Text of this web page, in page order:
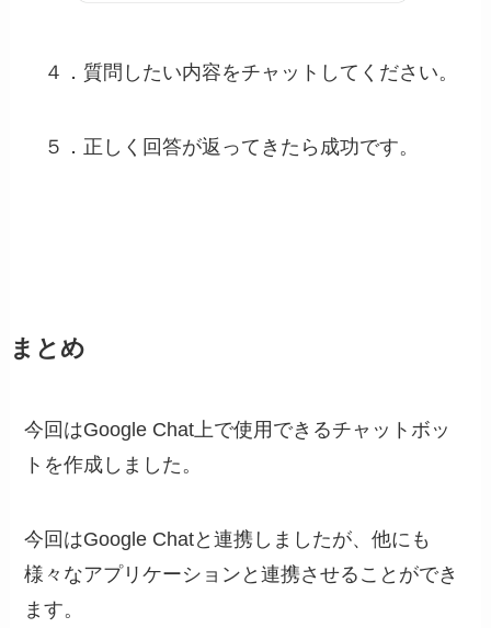
４．質問したい内容をチャットしてください。
５．正しく回答が返ってきたら成功です。
まとめ
今回はGoogle Chat上で使用できるチャットボッ
トを作成しました。
今回はGoogle Chatと連携しましたが、他にも
様々なアプリケーションと連携させることができ
ます。